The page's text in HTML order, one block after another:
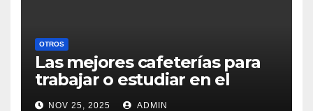
OTROS
Las mejores cafeterías para
trabajar o estudiar en el
centro de Vigo
NOV 25, 2025 ADMIN